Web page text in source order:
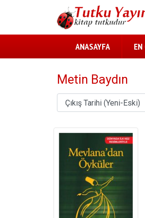
ANASAYFA
Metin Baydın